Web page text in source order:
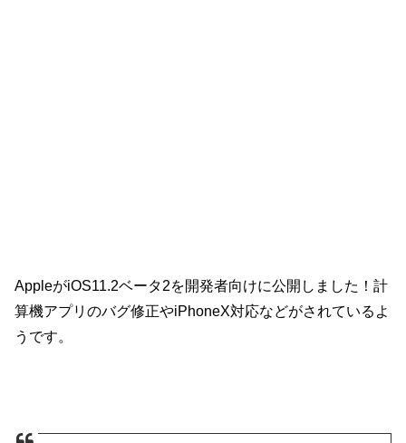
AppleがiOS11.2ベータ2を開発者向けに公開しました！計
算機アプリのバグ修正やiPhoneX対応などがされているよ
うです。